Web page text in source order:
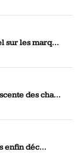
sur les marq...
des cha...
enfin déc...